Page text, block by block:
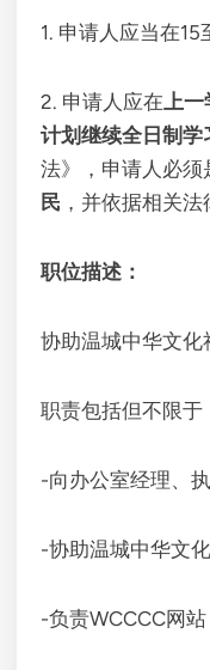
1. 申请人应当在15
2. 申请人应在上一
计划继续全日制学
法》，申请人必须
民 ，并依据相关法
职位描述：
协助温城中华文化
职责包括但不限于
-向办公室经理、
-协助温城中华文
-负责WCCCC网